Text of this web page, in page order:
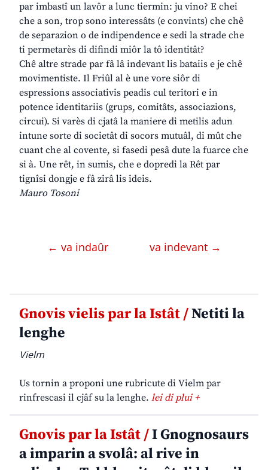
par imbastî un lavôr a lunc tiermin: ju vino? E chei
che a son, trop sono interessâts (e convints) che chê
de separazion o de indipendence e sedi la strade che
ti permetarès di difindi miôr la tô identitât?
Chê altre strade par fâ lâ indevant lis bataiis e je chê
movimentiste. Il Friûl al è une vore siôr di
espressions associativis peadis cul teritori e in
potence identitariis (grups, comitâts, associazions,
circui). Si varès di cjatâ la maniere di metilis adun
intune sorte di societât di socors mutuâl, di mût che
cuant che al covente, si fasedi pesâ dute la fuarce che
si à. Une rêt, in sumis, che e dopredi la Rêt par
tignîsi dongje e fâ zirâ lis ideis.
Mauro Tosoni
← va indaûr va indevant →
Gnovis vielis par la Istât /Netiti la
lenghe
Vielm
Us tornin a proponi une rubricute di Vielm par
rinfrescasi il cjâf su la lenghe. lei di plui +
Gnovis par la Istât /I Gnognosaurs
a imparin a svolâ: al rive in